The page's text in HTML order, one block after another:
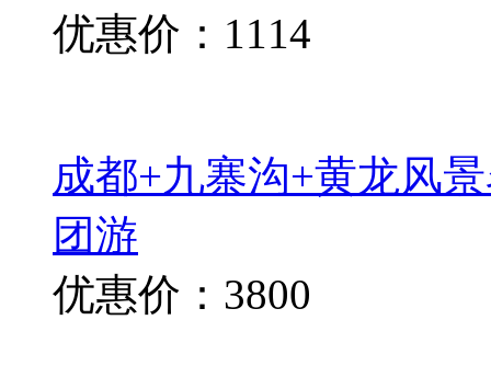
优惠价：1114
成都+九寨沟+黄龙风
团游
优惠价：3800